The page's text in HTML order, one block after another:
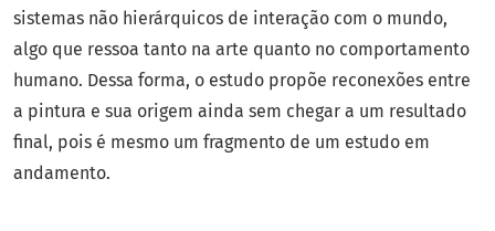
sistemas não hierárquicos de interação com o mundo,
algo que ressoa tanto na arte quanto no comportamento
humano. Dessa forma, o estudo propõe reconexões entre
a pintura e sua origem ainda sem chegar a um resultado
final, pois é mesmo um fragmento de um estudo em
andamento.